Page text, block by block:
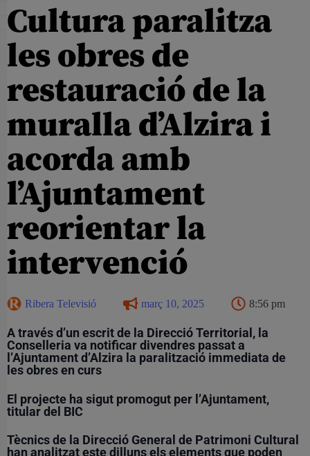
Cultura paralitza
les obres de
restauració de la
muralla d’Alzira i
acorda amb
l’Ajuntament
reorientar la
intervenció
Ribera Televisió març 10, 2025 8:56 pm
A través d’un escrit de la Direcció Territorial, la
Conselleria va notificar divendres passat a
l’Ajuntament d’Alzira la paralització immediata de
les obres en curs
El projecte ha sigut promogut per l’Ajuntament,
titular del BIC
Tècnics de la Direcció General de Patrimoni Cultural
han analitzat este dilluns els elements que poden